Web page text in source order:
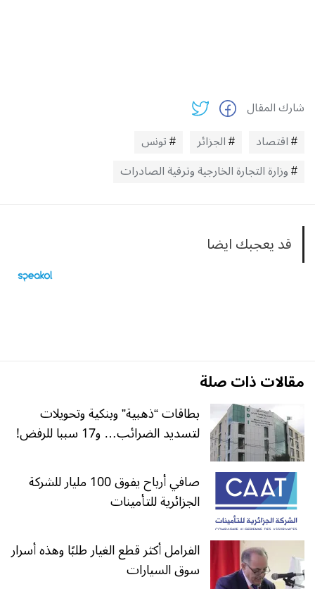
شارك المقال
اقتصاد
الجزائر
تونس
وزارة التجارة الخارجية وترقية الصادرات
قد يعجبك ايضا
مقالات ذات صلة
بطاقات “ذهبية” وبنكية وتحويلات
لتسديد الضرائب… و17 سببا للرفض!
صافي أرباح يفوق 100 مليار للشركة
الجزائرية للتأمينات
الفرامل أكثر قطع الغيار طلبًا وهذه أسرار
سوق السيارات